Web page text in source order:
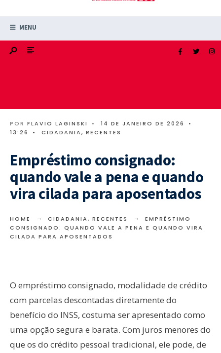
MENU
POR FLAVIO LAGINSKI • 14 DE JANEIRO DE 2026
•
13:26
• CIDADANIA, RECENTES
Empréstimo consignado:
quando vale a pena e quando
vira cilada para aposentados
HOME CIDADANIA, RECENTES
EMPRÉSTIMO
CONSIGNADO: QUANDO VALE A PENA E QUANDO VIRA
CILADA PARA APOSENTADOS
O empréstimo consignado, modalidade de crédito
com parcelas descontadas diretamente do
benefício do INSS, costuma ser apresentado como
uma opção segura e barata. Com juros menores do
que os do crédito pessoal tradicional, ele pode, de